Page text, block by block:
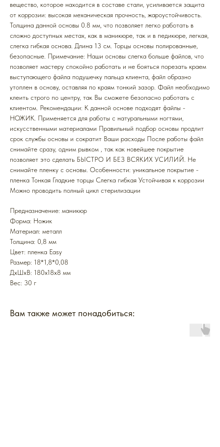
вещество, которое находится в составе стали, усиливается защита
от коррозии: высокая механическая прочность, жароустойчивость.
Толщина данной основы 0.8 мм, что позволяет легко работать в
сложно доступных местах, как в маникюре, так и в педикюре, легкая,
слегка гибкая основа. Длина 13 см. Торцы основы полированные,
безопасные. Примечание: Наши основы слегка больше файлов, что
позволяет мастеру спокойно работать и не бояться порезать краем
выступающего файла подушечку пальца клиента, файл образно
утоплен в основу, оставляя по краям тонкий зазор. Файл необходимо
клеить строго по центру, так Вы сможете безопасно работать с
клиентом. Рекомендации: К данной основе подходят файлы -
НОЖИК. Применяется для работы с натуральными ногтями,
искусственными материалами Правильный подбор основы продлит
срок службы основы и сократит Ваши расходы После работы файл
снимайте сразу, одним рывком , так как новейшее покрытие
позволяет это сделать БЫСТРО И БЕЗ ВСЯКИХ УСИЛИЙ. Не
снимайте пленку с основы. Особенности: уникальное покрытие -
пленка Тонкая Гладкие торцы Слегка гибкая Устойчивая к коррозии
Можно проводить полный цикл стерилизации
Предназначение: маникюр
Форма: Ножик
Mатериал: металл
Толщина: 0,8 мм
Цвет: пленка Easy
Размер: 18*1,8*0,08
ДxШxВ: 180x18x8 мм
Вес: 30 г
Вам также может понадобиться: